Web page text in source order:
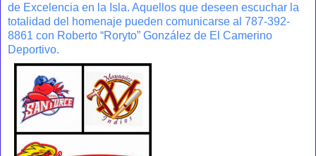
de Excelencia en la Isla. Aquellos que deseen escuchar la
totalidad del homenaje pueden comunicarse al 787-392-
8861 con Roberto “Roryto” González de El Camerino
Deportivo.